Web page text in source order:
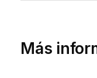
Más